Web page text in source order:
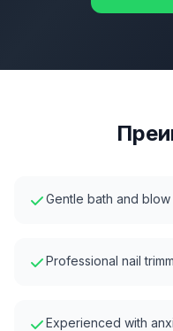
Gentle bath and
Professional nail
Experienced with